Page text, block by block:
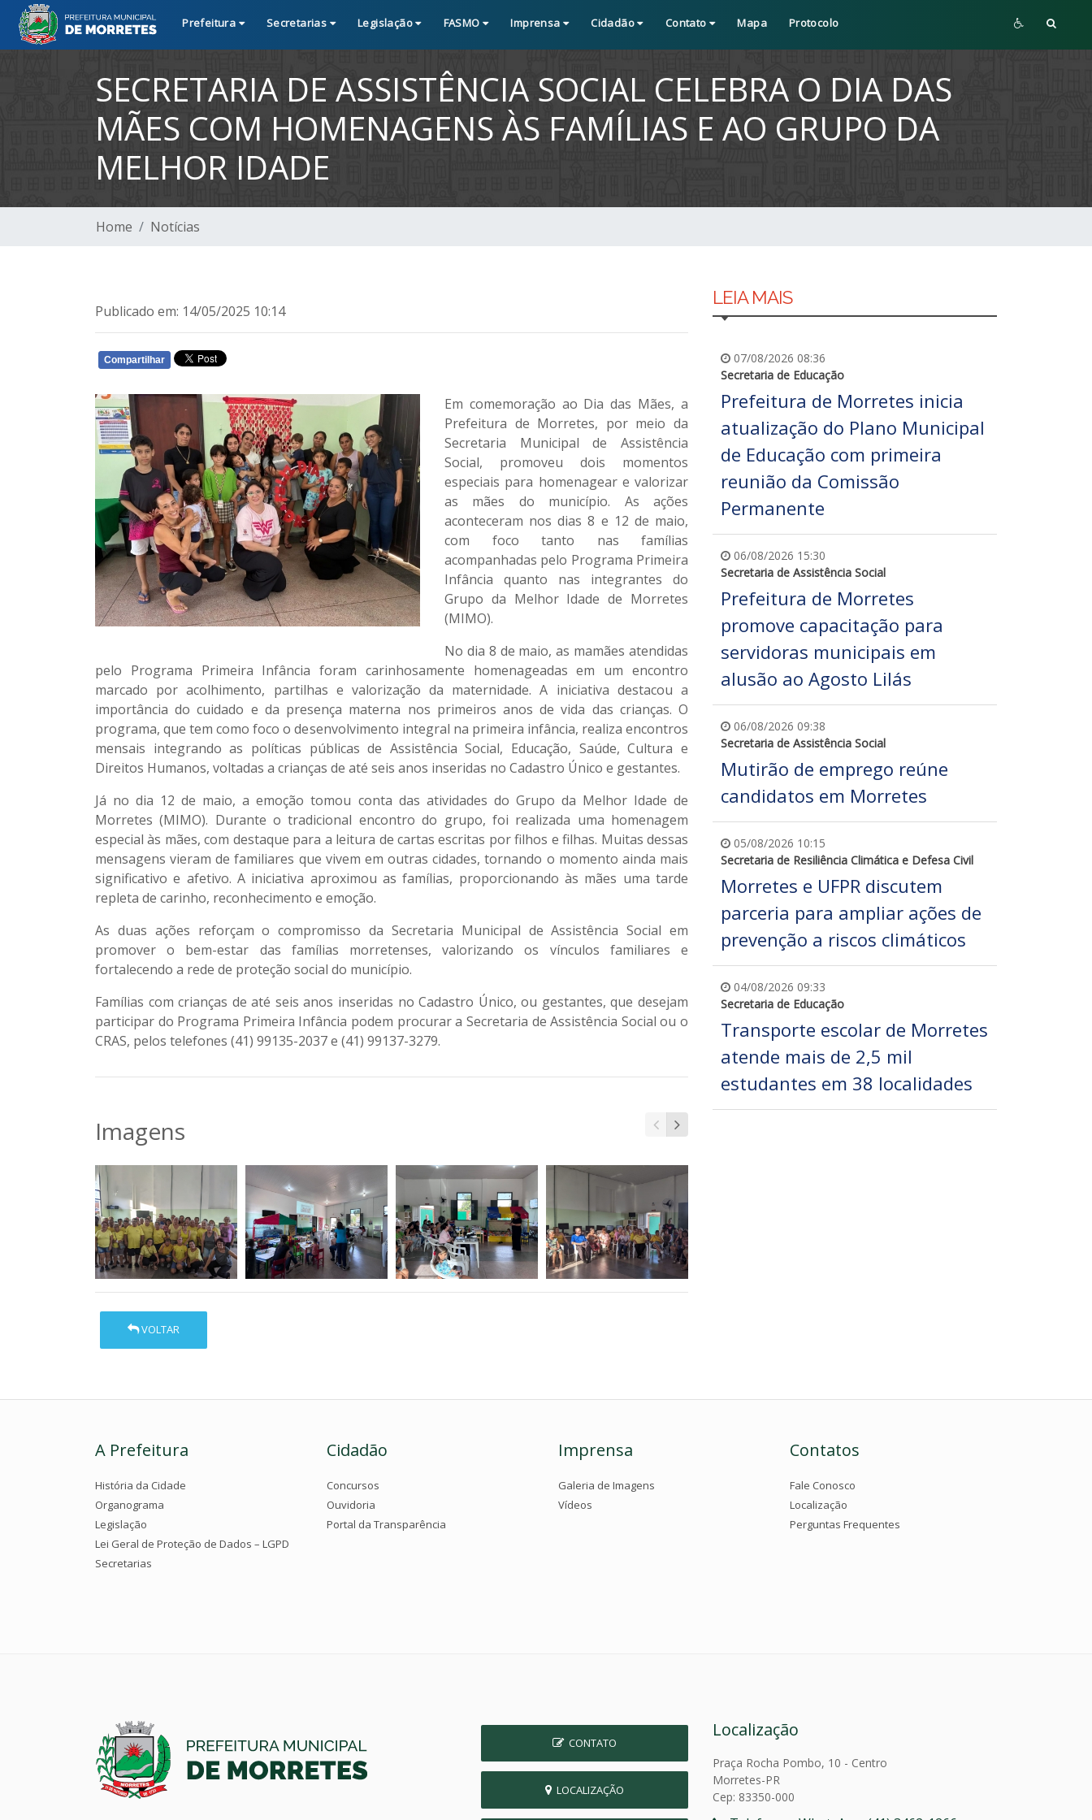
Prefeitura Secretarias Legislação FASMO Imprensa Cidadão Contato Mapa Protocolo
SECRETARIA DE ASSISTÊNCIA SOCIAL CELEBRA O DIA DAS
MÃES COM HOMENAGENS ÀS FAMÍLIAS E AO GRUPO DA
MELHOR IDADE
Home Notícias
Publicado em: 14/05/2025 10:14
Compartilhar
Em comemoração ao Dia das Mães, a
Prefeitura de Morretes, por meio da
Secretaria Municipal de Assistência
Social, promoveu dois momentos
especiais para homenagear e valorizar
as mães do município. As ações
aconteceram nos dias 8 e 12 de maio,
com foco tanto nas famílias
acompanhadas pelo Programa Primeira
Infância quanto nas integrantes do
Grupo da Melhor Idade de Morretes
(MIMO).
No dia 8 de maio, as mamães atendidas
pelo Programa Primeira Infância foram carinhosamente homenageadas em um encontro
marcado por acolhimento, partilhas e valorização da maternidade. A iniciativa destacou a
importância do cuidado e da presença materna nos primeiros anos de vida das crianças. O
programa, que tem como foco o desenvolvimento integral na primeira infância, realiza encontros
mensais integrando as políticas públicas de Assistência Social, Educação, Saúde, Cultura e
Direitos Humanos, voltadas a crianças de até seis anos inseridas no Cadastro Único e gestantes.
Já no dia 12 de maio, a emoção tomou conta das atividades do Grupo da Melhor Idade de
Morretes (MIMO). Durante o tradicional encontro do grupo, foi realizada uma homenagem
especial às mães, com destaque para a leitura de cartas escritas por filhos e filhas. Muitas dessas
mensagens vieram de familiares que vivem em outras cidades, tornando o momento ainda mais
significativo e afetivo. A iniciativa aproximou as famílias, proporcionando às mães uma tarde
repleta de carinho, reconhecimento e emoção.
As duas ações reforçam o compromisso da Secretaria Municipal de Assistência Social em
promover o bem-estar das famílias morretenses, valorizando os vínculos familiares e
fortalecendo a rede de proteção social do município.
Famílias com crianças de até seis anos inseridas no Cadastro Único, ou gestantes, que desejam
participar do Programa Primeira Infância podem procurar a Secretaria de Assistência Social ou o
CRAS, pelos telefones (41) 99135-2037e (41) 99137-3279.
Imagens
VOLTAR
LEIA MAIS
07/08/2026 08:36
Secretaria de Educação
Prefeitura de Morretes inicia
atualização do Plano Municipal
de Educação com primeira
reunião da Comissão
Permanente
06/08/2026 15:30
Secretaria de Assistência Social
Prefeitura de Morretes
promove capacitação para
servidoras municipais em
alusão ao Agosto Lilás
06/08/2026 09:38
Secretaria de Assistência Social
Mutirão de emprego reúne
candidatos em Morretes
05/08/2026 10:15
Secretaria de Resiliência Climática e Defesa Civil
Morretes e UFPR discutem
parceria para ampliar ações de
prevenção a riscos climáticos
04/08/2026 09:33
Secretaria de Educação
Transporte escolar de Morretes
atende mais de 2,5 mil
estudantes em 38 localidades
A Prefeitura
História da Cidade
Organograma
Legislação
Lei Geral de Proteção de Dados – LGPD
Secretarias
Cidadão
Concursos
Ouvidoria
Portal da Transparência
Imprensa
Galeria de Imagens
Vídeos
Contatos
Fale Conosco
Localização
Perguntas Frequentes
CONTATO
LOCALIZAÇÃO
Localização
Praça Rocha Pombo, 10 - Centro
Morretes-PR
Cep: 83350-000